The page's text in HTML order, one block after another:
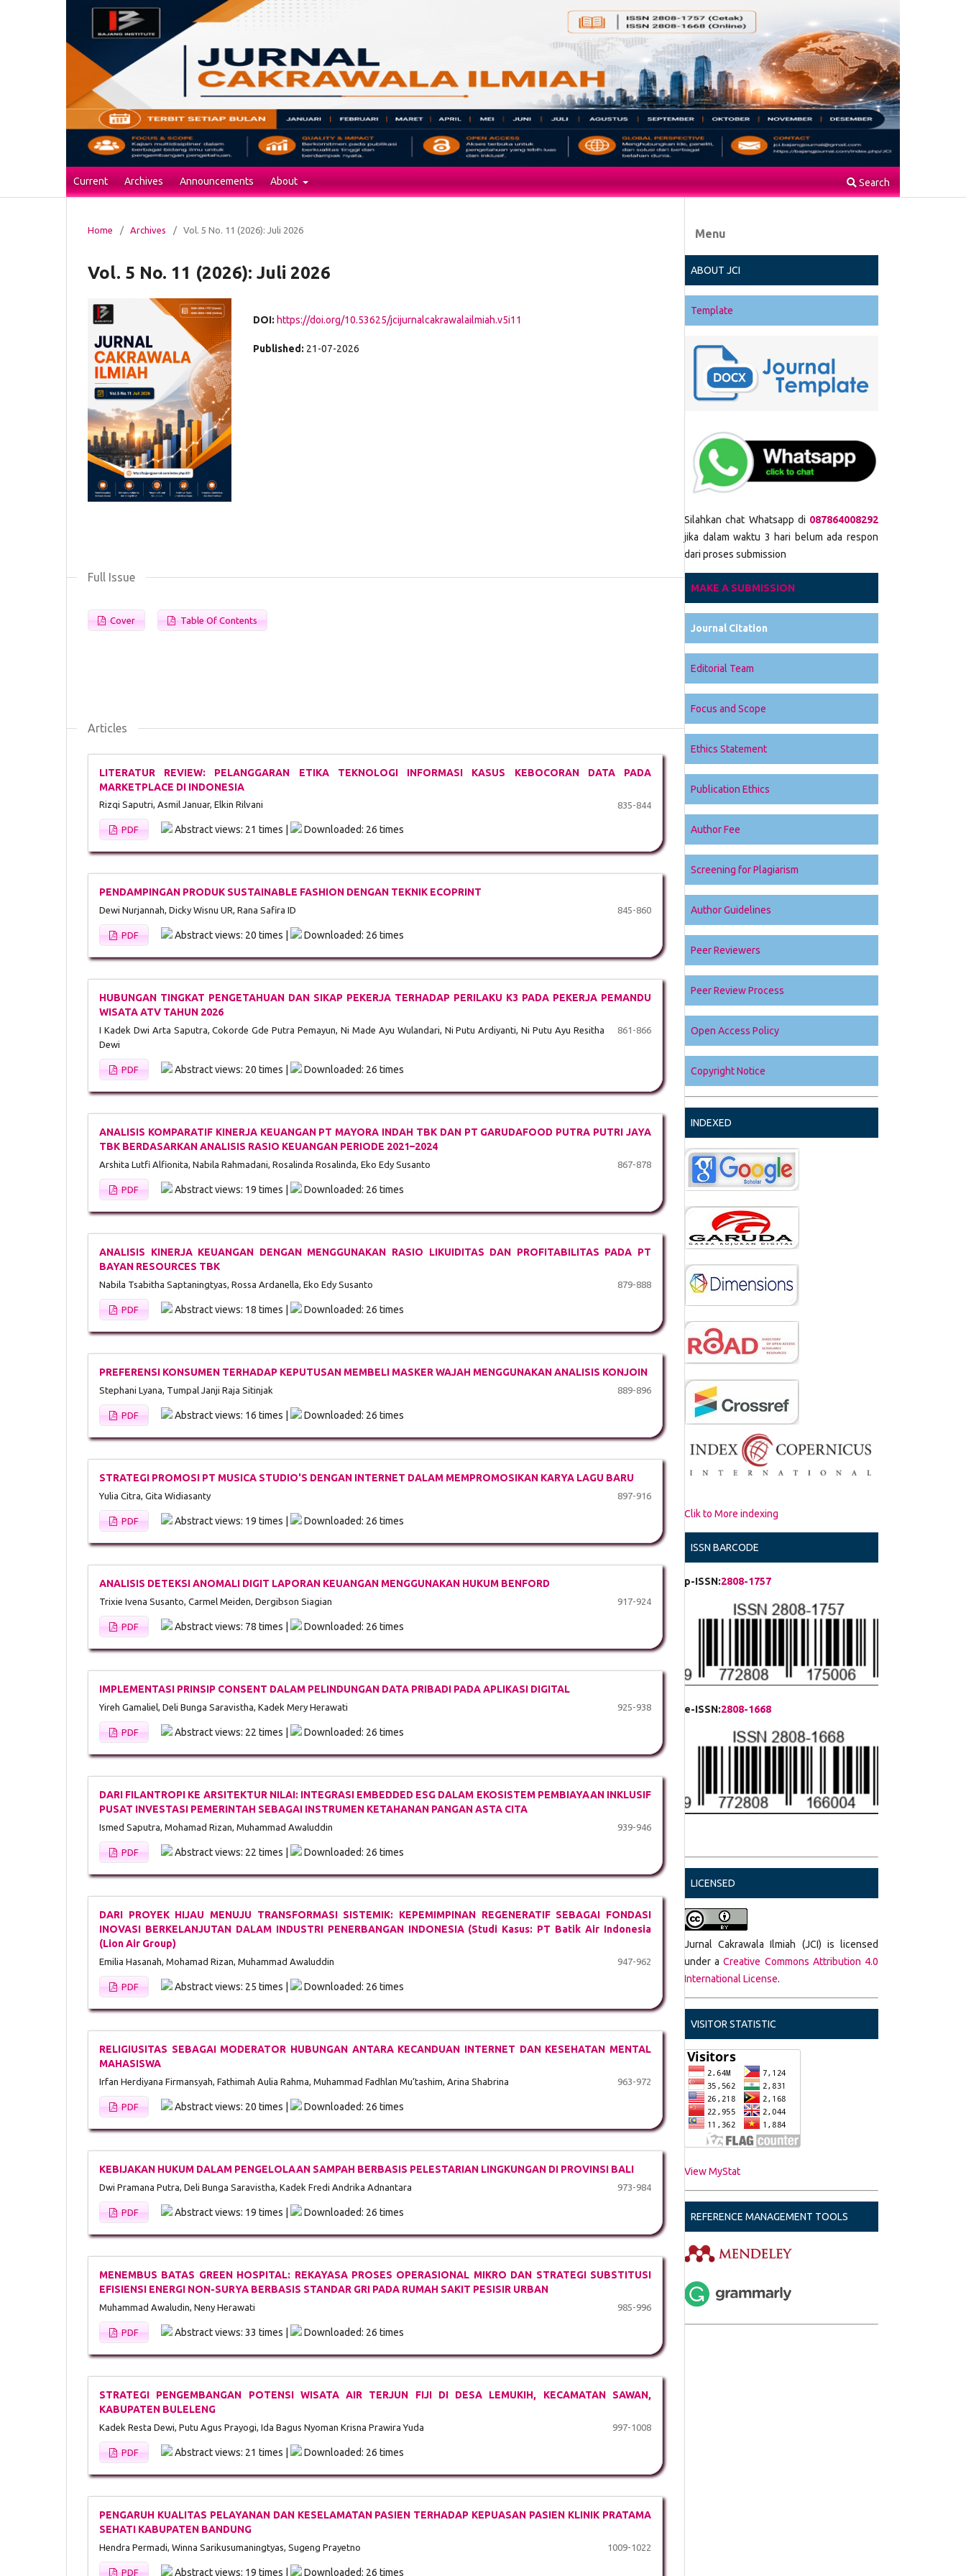
Current Archives Announcements About Search
Home / Archives / Vol. 5 No. 11 (2026): Juli 2026
Vol. 5 No. 11 (2026): Juli 2026
DOI: https://doi.org/10.53625/jcijurnalcakrawalailmiah.v5i11
Published: 21-07-2026
Full Issue
Cover Table Of Contents
Articles
LITERATUR REVIEW: PELANGGARAN ETIKA TEKNOLOGI INFORMASI KASUS KEBOCORAN DATA PADA
MARKETPLACE DI INDONESIA
Rizqi Saputri, Asmil Januar, Elkin Rilvani 835-844
PDF Abstract views: 21 times | Downloaded: 26 times
PENDAMPINGAN PRODUK SUSTAINABLE FASHION DENGAN TEKNIK ECOPRINT
Dewi Nurjannah, Dicky Wisnu UR, Rana Safira ID 845-860
PDF Abstract views: 20 times | Downloaded: 26 times
HUBUNGAN TINGKAT PENGETAHUAN DAN SIKAP PEKERJA TERHADAP PERILAKU K3 PADA PEKERJA PEMANDU
WISATA ATV TAHUN 2026
I Kadek Dwi Arta Saputra, Cokorde Gde Putra Pemayun, Ni Made Ayu Wulandari, Ni Putu Ardiyanti, Ni Putu Ayu Resitha
Dewi
861-866
PDF Abstract views: 20 times | Downloaded: 26 times
ANALISIS KOMPARATIF KINERJA KEUANGAN PT MAYORA INDAH TBK DAN PT GARUDAFOOD PUTRA PUTRI JAYA
TBK BERDASARKAN ANALISIS RASIO KEUANGAN PERIODE 2021–2024
Arshita Lutfi Alfionita, Nabila Rahmadani, Rosalinda Rosalinda, Eko Edy Susanto 867-878
PDF Abstract views: 19 times | Downloaded: 26 times
ANALISIS KINERJA KEUANGAN DENGAN MENGGUNAKAN RASIO LIKUIDITAS DAN PROFITABILITAS PADA PT
BAYAN RESOURCES TBK
Nabila Tsabitha Saptaningtyas, Rossa Ardanella, Eko Edy Susanto 879-888
PDF Abstract views: 18 times | Downloaded: 26 times
PREFERENSI KONSUMEN TERHADAP KEPUTUSAN MEMBELI MASKER WAJAH MENGGUNAKAN ANALISIS KONJOIN
Stephani Lyana, Tumpal Janji Raja Sitinjak 889-896
PDF Abstract views: 16 times | Downloaded: 26 times
STRATEGI PROMOSI PT MUSICA STUDIO'S DENGAN INTERNET DALAM MEMPROMOSIKAN KARYA LAGU BARU
Yulia Citra, Gita Widiasanty 897-916
PDF Abstract views: 19 times | Downloaded: 26 times
ANALISIS DETEKSI ANOMALI DIGIT LAPORAN KEUANGAN MENGGUNAKAN HUKUM BENFORD
Trixie Ivena Susanto, Carmel Meiden, Dergibson Siagian 917-924
PDF Abstract views: 78 times | Downloaded: 26 times
IMPLEMENTASI PRINSIP CONSENT DALAM PELINDUNGAN DATA PRIBADI PADA APLIKASI DIGITAL
Yireh Gamaliel, Deli Bunga Saravistha, Kadek Mery Herawati 925-938
PDF Abstract views: 22 times | Downloaded: 26 times
DARI FILANTROPI KE ARSITEKTUR NILAI: INTEGRASI EMBEDDED ESG DALAM EKOSISTEM PEMBIAYAAN INKLUSIF
PUSAT INVESTASI PEMERINTAH SEBAGAI INSTRUMEN KETAHANAN PANGAN ASTA CITA
Ismed Saputra, Mohamad Rizan, Muhammad Awaluddin 939-946
PDF Abstract views: 22 times | Downloaded: 26 times
DARI PROYEK HIJAU MENUJU TRANSFORMASI SISTEMIK: KEPEMIMPINAN REGENERATIF SEBAGAI FONDASI
INOVASI BERKELANJUTAN DALAM INDUSTRI PENERBANGAN INDONESIA (Studi Kasus: PT Batik Air Indonesia
(Lion Air Group)
Emilia Hasanah, Mohamad Rizan, Muhammad Awaluddin 947-962
PDF Abstract views: 25 times | Downloaded: 26 times
RELIGIUSITAS SEBAGAI MODERATOR HUBUNGAN ANTARA KECANDUAN INTERNET DAN KESEHATAN MENTAL
MAHASISWA
Irfan Herdiyana Firmansyah, Fathimah Aulia Rahma, Muhammad Fadhlan Mu’tashim, Arina Shabrina 963-972
PDF Abstract views: 20 times | Downloaded: 26 times
KEBIJAKAN HUKUM DALAM PENGELOLAAN SAMPAH BERBASIS PELESTARIAN LINGKUNGAN DI PROVINSI BALI
Dwi Pramana Putra, Deli Bunga Saravistha, Kadek Fredi Andrika Adnantara 973-984
PDF Abstract views: 19 times | Downloaded: 26 times
MENEMBUS BATAS GREEN HOSPITAL: REKAYASA PROSES OPERASIONAL MIKRO DAN STRATEGI SUBSTITUSI
EFISIENSI ENERGI NON-SURYA BERBASIS STANDAR GRI PADA RUMAH SAKIT PESISIR URBAN
Muhammad Awaludin, Neny Herawati 985-996
PDF Abstract views: 33 times | Downloaded: 26 times
STRATEGI PENGEMBANGAN POTENSI WISATA AIR TERJUN FIJI DI DESA LEMUKIH, KECAMATAN SAWAN,
KABUPATEN BULELENG
Kadek Resta Dewi, Putu Agus Prayogi, Ida Bagus Nyoman Krisna Prawira Yuda 997-1008
PDF Abstract views: 21 times | Downloaded: 26 times
PENGARUH KUALITAS PELAYANAN DAN KESELAMATAN PASIEN TERHADAP KEPUASAN PASIEN KLINIK PRATAMA
SEHATI KABUPATEN BANDUNG
Hendra Permadi, Winna Sarikusumaningtyas, Sugeng Prayetno 1009-1022
PDF Abstract views: 19 times | Downloaded: 26 times
Menu
ABOUT JCI
Template
Silahkan chat Whatsapp di 087864008292
jika dalam waktu 3 hari belum ada respon
dari proses submission
MAKE A SUBMISSION
Journal Citation
Editorial Team
Focus and Scope
Ethics Statement
Publication Ethics
Author Fee
Screening for Plagiarism
Author Guidelines
Peer Reviewers
Peer Review Process
Open Access Policy
Copyright Notice
INDEXED
Clik to More indexing
ISSN BARCODE
p-ISSN:2808-1757
e-ISSN:2808-1668
LICENSED
Jurnal Cakrawala Ilmiah (JCI) is licensed
under aCreative Commons Attribution 4.0
International License.
VISITOR STATISTIC
View MyStat
REFERENCE MANAGEMENT TOOLS